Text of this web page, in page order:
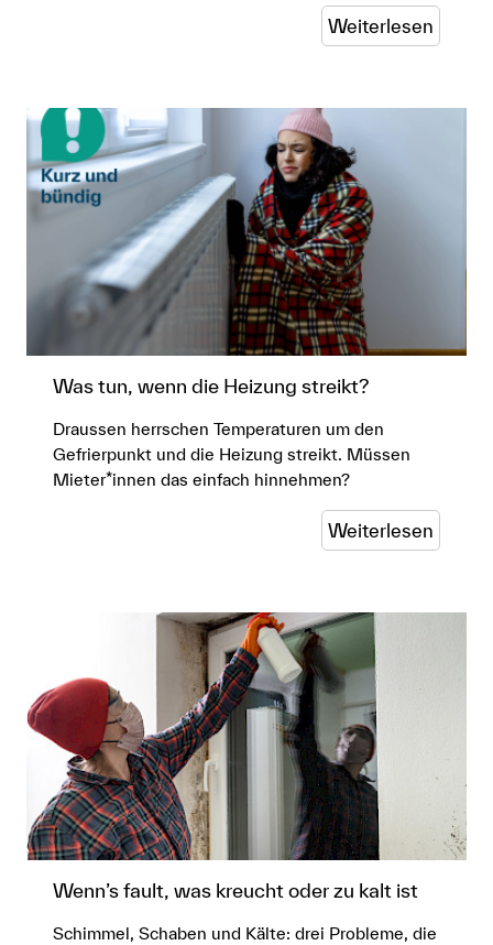
Weiterlesen
Was tun, wenn die Heizung streikt?
Draussen herrschen Temperaturen um den
Gefrierpunkt und die Heizung streikt. Müssen
Mieter*innen das einfach hinnehmen?
Weiterlesen
Wenn’s fault, was kreucht oder zu kalt ist
Schimmel, Schaben und Kälte: drei Probleme, die